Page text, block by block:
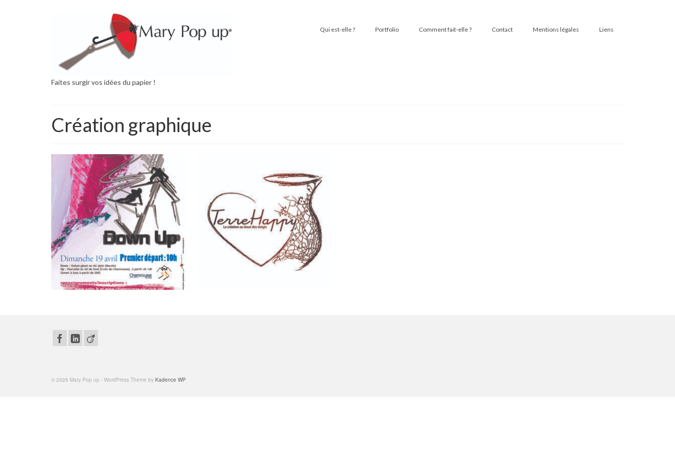
Faites surgir vos idées du papier !
Qui est-elle ? Portfolio Comment fait-elle ? Contact Mentions légales Liens
Création graphique
© 2026 Mary Pop up - WordPress Theme by Kadence WP